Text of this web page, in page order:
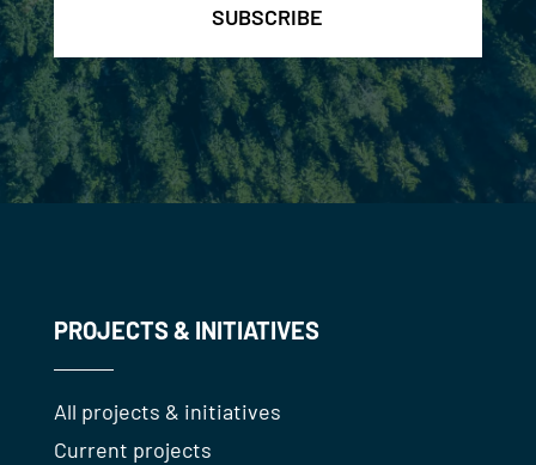
PROJECTS & INITIATIVES
All projects & initiatives
Current projects